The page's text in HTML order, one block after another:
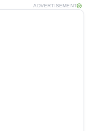
ADVERTISEMENT